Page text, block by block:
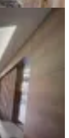
Karadağlı